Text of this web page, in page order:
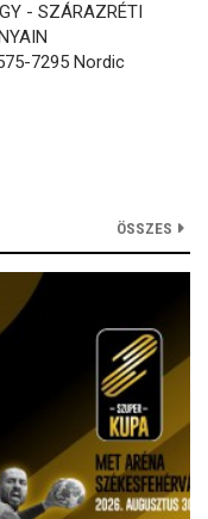
- SZÁRAZRÉTI
7295 Nordic
ÖSSZES